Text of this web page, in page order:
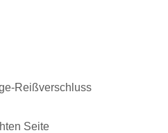
Reißverschluss
Seite